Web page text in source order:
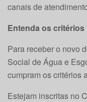
canais de
Entenda os critérios
Para receber o novo
Social de Água e
cumpram os critérios
Estejam inscritas no